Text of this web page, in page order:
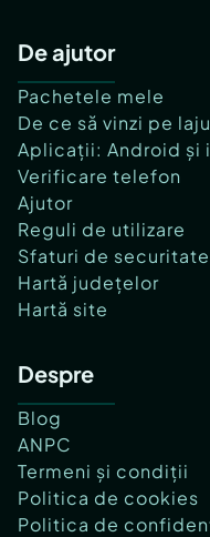
De ajutor
Pachetele mele
De ce să vinzi pe
Aplicații: Android și
Verificare telefon
Ajutor
Reguli de utilizare
Sfaturi de securitate
Hartă județelor
Hartă site
Despre
Blog
ANPC
Termeni și condiții
Politica de cookies
Politica de